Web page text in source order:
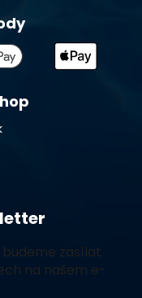
zasílat
na našem e-